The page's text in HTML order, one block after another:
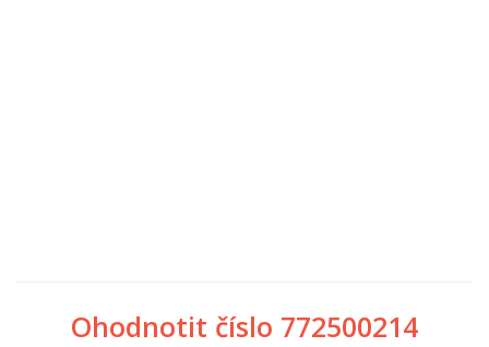
Ohodnotit číslo 772500214